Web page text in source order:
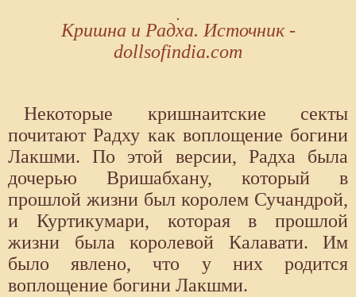
Кришна и Радха. Источник -
dollsofindia.com
Некоторые кришнаитские секты
почитают Радху как воплощение богини
Лакшми. По этой версии, Радха была
дочерью Вришабхану, который в
прошлой жизни был королем Сучандрой,
и Куртикумари, которая в прошлой
жизни была королевой Калавати. Им
было явлено, что у них родится
воплощение богини Лакшми.